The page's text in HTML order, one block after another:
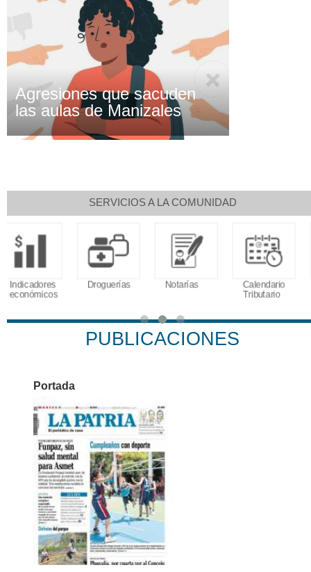
Agresiones que sacuden
las aulas de Manizales
SERVICIOS A LA COMUNIDAD
Droguerías Notarías
Calendario
Sudoku
PUBLICACIONES
Portada